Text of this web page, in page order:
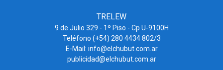
TRELEW
9 de Julio 329 - 1º Piso - Cp U-9100H
Teléfono (+54) 280 4434 802/3
E-Mail: info@elchubut.com.ar
publicidad@elchubut.com.ar